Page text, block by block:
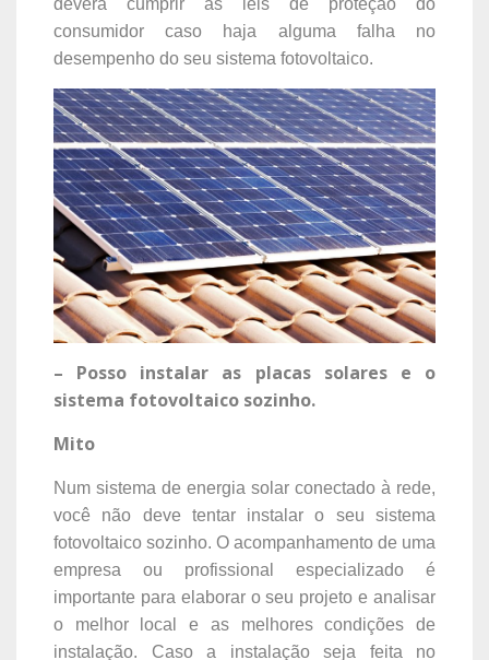
deverá cumprir as leis de proteção do
consumidor caso haja alguma falha no
desempenho do seu sistema fotovoltaico.
– Posso instalar as placas solares e o
sistema fotovoltaico sozinho.
Mito
Num sistema de energia solar conectado à rede,
você não deve tentar instalar o seu sistema
fotovoltaico sozinho. O acompanhamento de uma
empresa ou profissional especializado é
importante para elaborar o seu projeto e analisar
o melhor local e as melhores condições de
instalação. Caso a instalação seja feita no